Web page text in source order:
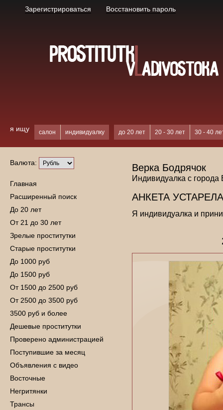
Зарегистрироваться Восстановить пароль
я ищу салон индивидуалку до 20 лет 20 - 30 лет 30 - 40
Валюта:
Главная
Расширенный поиск
До 20 лет
От 21 до 30 лет
Зрелые проститутки
Старые проститутки
До 1000 руб
До 1500 руб
От 1500 до 2500 руб
От 2500 до 3500 руб
3500 руб и более
Дешевые проститутки
Проверено администрацией
Поступившие за месяц
Объявления с видео
Восточные
Негритянки
Трансы
Верка Бодрячок
Индивидуалка с города
АНКЕТА
Я индивидуалка и